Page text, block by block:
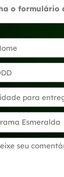
o formulário